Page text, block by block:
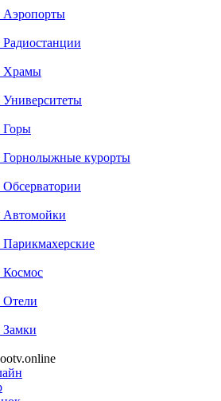
Аэропорты
Храмы
Горы
Горнолыжные курорты
Автомойки
Отели